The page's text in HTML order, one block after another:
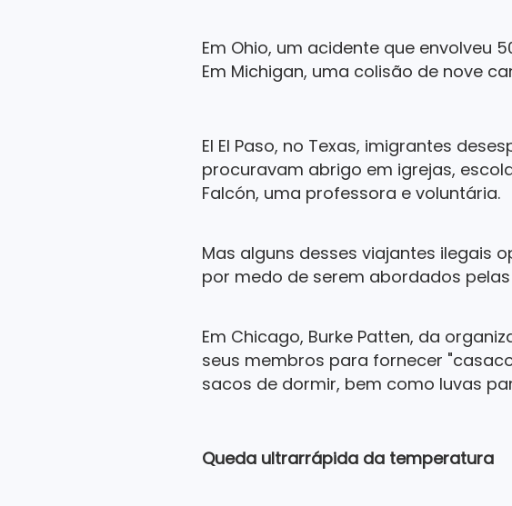
Em Ohio, um acidente que envolveu
Em Michigan, uma colisão de nove
El El Paso, no Texas, imigrantes
procuravam abrigo em igrejas,
Falcón, uma professora e voluntária.
Mas alguns desses viajantes ilegais
por medo de serem abordados
Em Chicago, Burke Patten, da
seus membros para fornecer
sacos de dormir, bem como luvas
Queda ultrarrápida da temperatura